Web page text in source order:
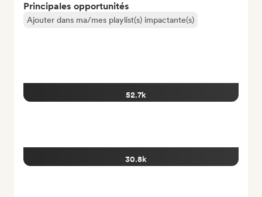
Principales opportunités
Ajouter dans ma/mes playlist(s) impactante(s)
52.7k
30.8k